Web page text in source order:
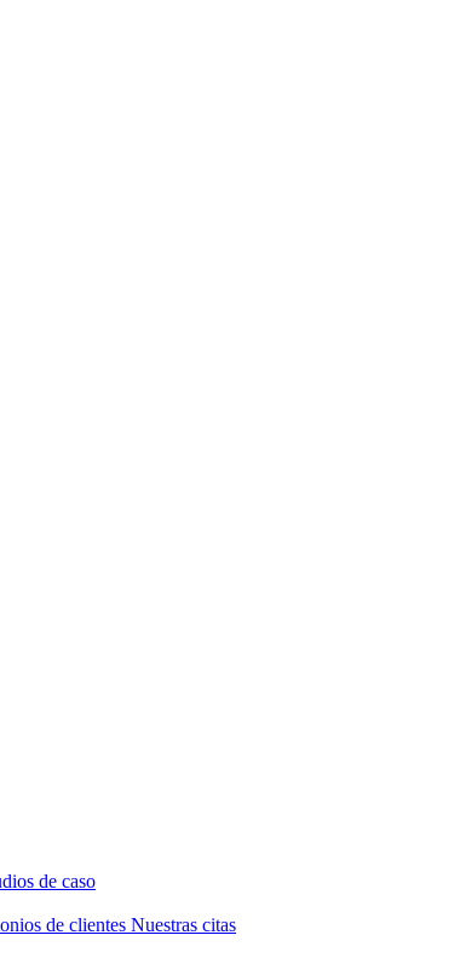
de caso
de clientes Nuestras citas